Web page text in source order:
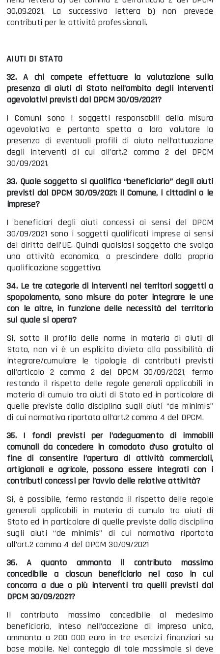
30.09.2021. La successiva lettera b) non prevede
contributi per le attività professionali.
AIUTI DI STATO
32. A chi compete effettuare la valutazione sulla
presenza di aiuti di Stato nell’ambito degli interventi
agevolativi previsti dal DPCM 30/09/2021?
I Comuni sono i soggetti responsabili della misura
agevolativa e pertanto spetta a loro valutare la
presenza di eventuali profili di aiuto nell’attuazione
degli interventi di cui all’art.2 comma 2 del DPCM
30/09/2021.
33. Quale soggetto si qualifica “beneficiario” degli aiuti
previsti dal DPCM 30/09/2021: il Comune, i cittadini o le
imprese?
I beneficiari degli aiuti concessi ai sensi del DPCM
30/09/2021 sono i soggetti qualificati imprese ai sensi
del diritto dell’UE. Quindi qualsiasi soggetto che svolga
una attività economica, a prescindere dalla propria
qualificazione soggettiva.
34. Le tre categorie di interventi nei territori soggetti a
spopolamento, sono misure da poter integrare le une
con le altre, in funzione delle necessità del territorio
sul quale si opera?
Si, sotto il profilo delle norme in materia di aiuti di
Stato, non vi è un esplicito divieto alla possibilità di
integrare/cumulare le tipologie di contributi previsti
all’articolo 2 comma 2 del DPCM 30/09/2021, fermo
restando il rispetto delle regole generali applicabili in
materia di cumulo tra aiuti di Stato ed in particolare di
quelle previste dalla disciplina sugli aiuti “de minimis”
di cui normativa riportata all’art.2 comma 4 del DPCM.
35. I fondi previsti per l’adeguamento di immobili
comunali da concedere in comodato d’uso gratuito al
fine di consentire l’apertura di attività commerciali,
artigianali e agricole, possono essere integrati con i
contributi concessi per l’avvio delle relative attività?
Si, è possibile, fermo restando il rispetto delle regole
generali applicabili in materia di cumulo tra aiuti di
Stato ed in particolare di quelle previste dalla disciplina
sugli aiuti “de minimis” di cui normativa riportata
all’art.2 comma 4 del DPCM 30/09/2021
36. A quanto ammonta il contributo massimo
concedibile a ciascun beneficiario nel caso in cui
concorra a due o più interventi tra quelli previsti dal
DPCM 30/09/2021?
Il contributo massimo concedibile al medesimo
beneficiario, inteso nell’accezione di impresa unica,
ammonta a 200 000 euro in tre esercizi finanziari su
base mobile. Nel conteggio di tale massimale si deve